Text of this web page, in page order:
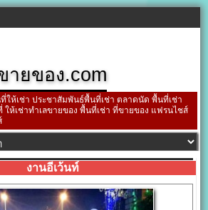
ายของ.com
ให้เช่า ประชาสัมพันธ์พื้นที่เช่า ตลาดนัด พื้นที่เช่า
ห้เช่าทำเลขายของ พื้นที่เช่า ที่ขายของ แฟรนไชส์
งานอีเว้นท์